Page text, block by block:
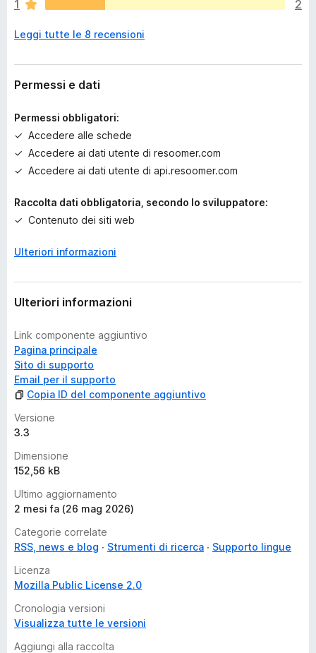
n
a
c
o
a
a
l
u
a
n
1 2
Leggi tutte le 8 recensioni
Permessi e dati
Permessi obbligatori:
Accedere alle schede
Accedere ai dati utente di resoomer.com
Accedere ai dati utente di api.resoomer.com
Raccolta dati obbligatoria, secondo lo sviluppatore:
Contenuto dei siti web
Ulteriori informazioni
Ulteriori informazioni
Link componente aggiuntivo
Pagina principale
Sito di supporto
Email per il supporto
Copia ID del componente aggiuntivo
Versione
3.3
Dimensione
152,56 kB
Ultimo aggiornamento
2 mesi fa (26 mag 2026)
Categorie correlate
RSS, news e blog
Strumenti di ricerca
Supporto lingue
Licenza
Mozilla Public License 2.0
Cronologia versioni
Visualizza tutte le versioni
Aggiungi alla raccolta